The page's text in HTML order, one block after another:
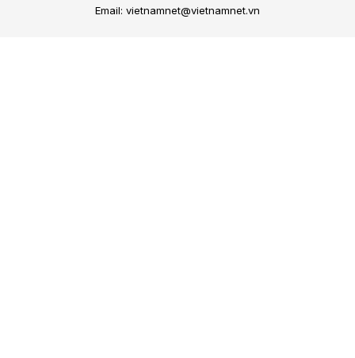
Email: vietnamnet@vietnamnet.vn